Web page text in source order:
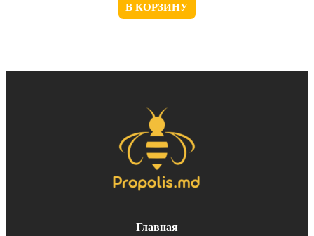
В КОРЗИНУ
Главная